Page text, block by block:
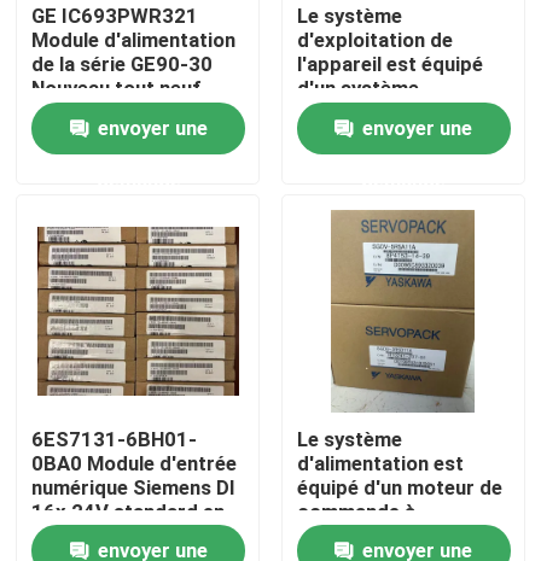
Au sujet de nous
Visite d'usine
Contactez-nous
Demandez une citation
Servomoteur industriel
Commandes servo industrielles
Amplificateur servo à C.A.
GE IC693PWR321
Module d'alimentation
de la série GE90-30
Nouveau tout neuf
envoyer une
Le système
d'exploitation de
l'appareil est équipé
d'un système
d'exploitation de
l'appareil, qui est
équipé d'un système
l'appareil.
envoyer une
6ES7131-6BH01-
0BA0 Module d'entrée
numérique Siemens DI
16x 24V standard en
courant continu
envoyer une
Le système
d'alimentation est
équipé d'un moteur de
commande à
commande
envoyer une